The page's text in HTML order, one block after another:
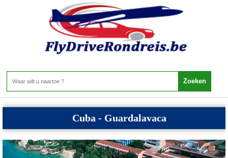
Cuba - Cuba
Home>Cuba>Cuba
Cuba - Guardalavaca